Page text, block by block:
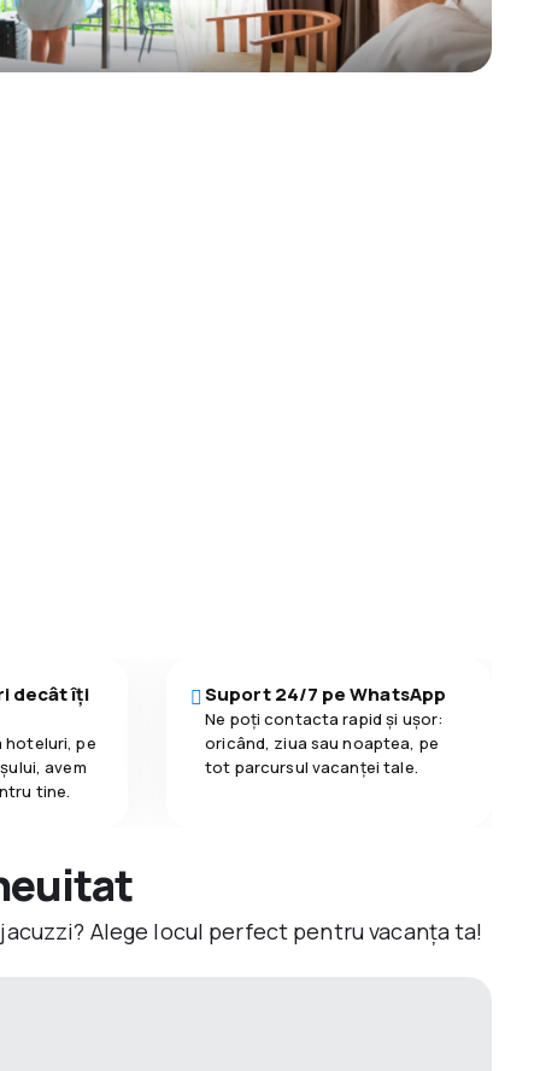
decât îți
hoteluri, pe
avem
tine.
Suport 24/7 pe WhatsApp
Ne poți contacta rapid și ușor:
oricând, ziua sau noaptea, pe
tot parcursul vacanței tale.
Alege locul perfect pentru vacanța ta!